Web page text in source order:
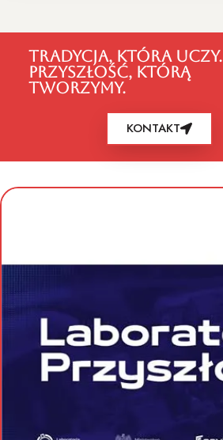
TRADYCJA, KTÓRA UCZY.
PRZYSZŁOŚĆ, KTÓRĄ
TWORZYMY.
KONTAKT